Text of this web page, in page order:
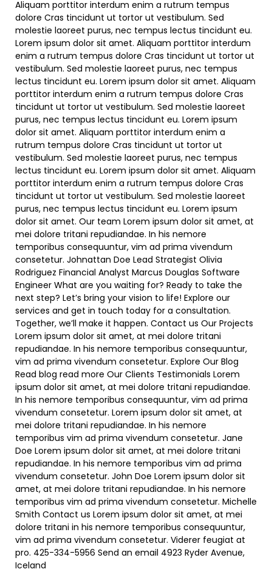
Aliquam porttitor interdum enim a rutrum tempus
dolore Cras tincidunt ut tortor ut vestibulum. Sed
molestie laoreet purus, nec tempus lectus tincidunt eu.
Lorem ipsum dolor sit amet. Aliquam porttitor interdum
enim a rutrum tempus dolore Cras tincidunt ut tortor ut
vestibulum. Sed molestie laoreet purus, nec tempus
lectus tincidunt eu. Lorem ipsum dolor sit amet. Aliquam
porttitor interdum enim a rutrum tempus dolore Cras
tincidunt ut tortor ut vestibulum. Sed molestie laoreet
purus, nec tempus lectus tincidunt eu. Lorem ipsum
dolor sit amet. Aliquam porttitor interdum enim a
rutrum tempus dolore Cras tincidunt ut tortor ut
vestibulum. Sed molestie laoreet purus, nec tempus
lectus tincidunt eu. Lorem ipsum dolor sit amet. Aliquam
porttitor interdum enim a rutrum tempus dolore Cras
tincidunt ut tortor ut vestibulum. Sed molestie laoreet
purus, nec tempus lectus tincidunt eu. Lorem ipsum
dolor sit amet. Our team Lorem ipsum dolor sit amet, at
mei dolore tritani repudiandae. In his nemore
temporibus consequuntur, vim ad prima vivendum
consetetur. Johnattan Doe Lead Strategist Olivia
Rodriguez Financial Analyst Marcus Douglas Software
Engineer What are you waiting for? Ready to take the
next step? Let’s bring your vision to life! Explore our
services and get in touch today for a consultation.
Together, we’ll make it happen. Contact us Our Projects
Lorem ipsum dolor sit amet, at mei dolore tritani
repudiandae. In his nemore temporibus consequuntur,
vim ad prima vivendum consetetur. Explore Our Blog
Read blog read more Our Clients Testimonials Lorem
ipsum dolor sit amet, at mei dolore tritani repudiandae.
In his nemore temporibus consequuntur, vim ad prima
vivendum consetetur. Lorem ipsum dolor sit amet, at
mei dolore tritani repudiandae. In his nemore
temporibus vim ad prima vivendum consetetur. Jane
Doe Lorem ipsum dolor sit amet, at mei dolore tritani
repudiandae. In his nemore temporibus vim ad prima
vivendum consetetur. John Doe Lorem ipsum dolor sit
amet, at mei dolore tritani repudiandae. In his nemore
temporibus vim ad prima vivendum consetetur. Michelle
Smith Contact us Lorem ipsum dolor sit amet, at mei
dolore tritani in his nemore temporibus consequuntur,
vim ad prima vivendum consetetur. Viderer feugiat at
pro. 425-334-5956 Send an email 4923 Ryder Avenue,
Iceland